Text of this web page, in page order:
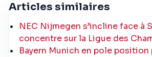
Articles similaires
NEC Nijmegen s’incline face à
concentre sur la Ligue des
Bayern Munich en pole